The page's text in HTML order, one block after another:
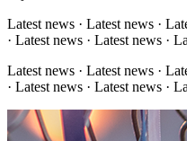
Latest news · Latest news ·
· Latest news · Latest news ·
Latest news · Latest news ·
· Latest news · Latest news ·